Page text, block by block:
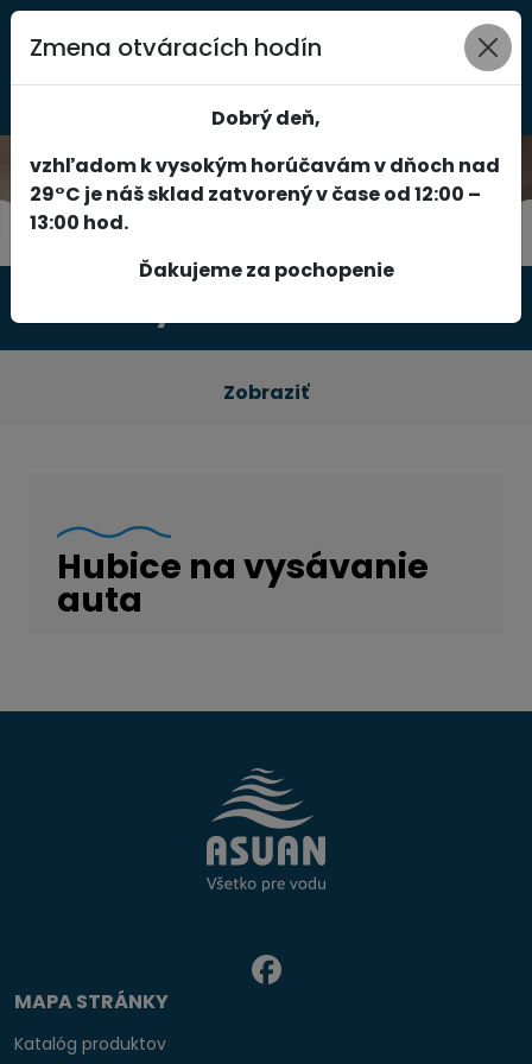
0
Zobraziť
Hubice na vysávanie
auta
MAPA STRÁNKY
Katalóg produktov
Zmena otváracích hodín
Dobrý deň,
vzhľadom k vysokým horúčavám v dňoch nad
29°C je náš sklad zatvorený v čase od 12:00 –
13:00 hod.
Ďakujeme za pochopenie